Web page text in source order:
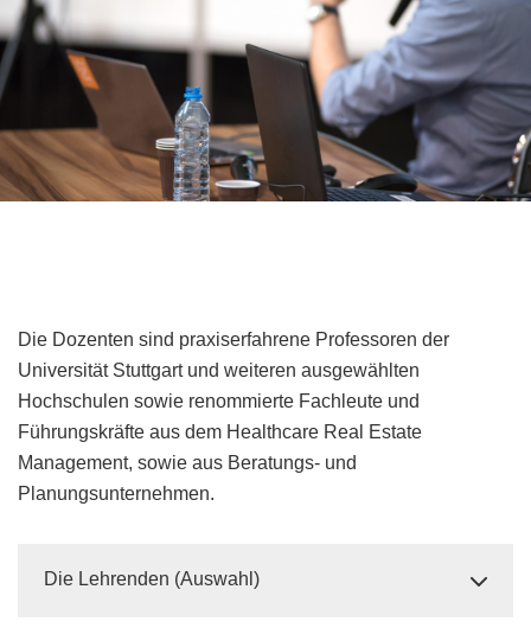
Die Dozenten sind praxiserfahrene Professoren der
Universität Stuttgart und weiteren ausgewählten
Hochschulen sowie renommierte Fachleute und
Führungskräfte aus dem Healthcare Real Estate
Management, sowie aus Beratungs- und
Planungsunternehmen.
Die Lehrenden (Auswahl)